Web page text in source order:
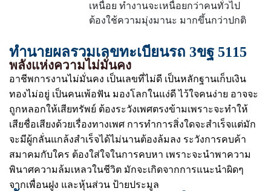
เหนื่อย ทำงานจะเหนื่อยกว่าคนทั่วไป
ต้องใช้ความมุ่งมานะ มากขึ้นกว่าปกติ
ทำนายผลรวมเลขทะเบียนรถ 3ขฐ 5115
พลังแห่งความไม่มั่นคง
อาชีพการงานไม่มั่นคง เป็นเลขที่ไม่ดี เป็นหลักฐานเก็บเงิน
ทองไม่อยู่ เป็นคนเพ้อฟัน มองโลกในแง่ดี ไว้ใจคนง่าย อาจจะ
ถูกหลอกให้เสียทรัพย์ ต้องระวังเพศตรงข้ามเพราะจะทำให้
เสียชื่อเสียงด้วยเรื่องทางเพศ การทำการสิ่งใดจะสำเร็จแต่มัก
จะมีผู้กลั่นแกล้งสำเร็จได้ไม่นานต้องล้มลง ระวังการคบค้า
สมาคมกับใคร ต้องใส่ใจในการคบหา เพราะจะนำพาความ
พินาศความล้มเหลวในชีวิต มักจะเกิดจากการแนะนำผิดๆ
จากเพื่อนฝูง และหุ้นส่วน ป้ายประมูล